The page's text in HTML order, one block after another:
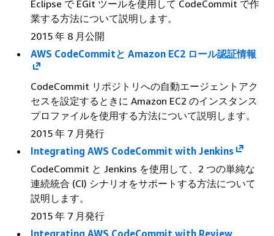
Eclipse で EGit ツールを使用して CodeCommit で作
業する方法について説明します。
2015 年 8 月公開
AWS CodeCommitと Amazon EC2 ロール認証情報
CodeCommit リポジトリへの自動エージェントアク
セスを設定するときに Amazon EC2 のインスタンス
プロファイルを使用する方法について説明します。
2015 年 7 月発行
Integrating AWS CodeCommit with Jenkins
CodeCommit と Jenkins を使用して、2 つの単純な
連続統合 (CI) シナリオをサポートする方法について
説明します。
2015 年 7 月発行
Integrating AWS CodeCommit with Review